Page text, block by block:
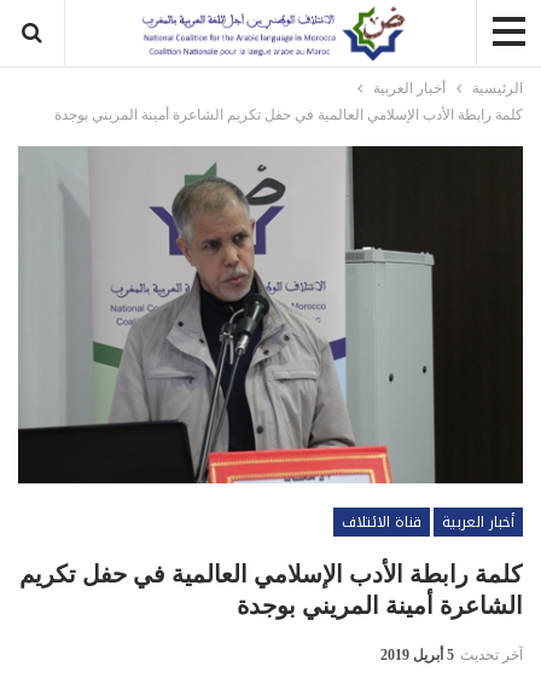
الرئيسية
أخبار العربية
كلمة رابطة الأدب الإسلامي العالمية في حفل تكريم الشاعرة أمينة المريني بوجدة
أخبار العربية
قناة الائتلاف
كلمة رابطة الأدب الإسلامي العالمية في حفل تكريم
الشاعرة أمينة المريني بوجدة
آخر تحديث 5 أبريل 2019